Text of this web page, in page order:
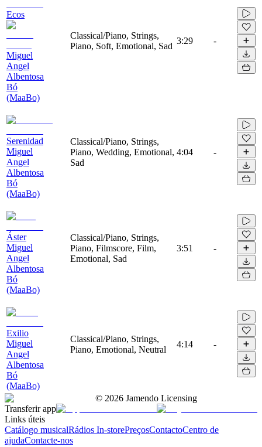
Ecos
Miguel
Angel
Albentosa
Bó
(MaaBo)
Classical/Piano, Strings,
Piano, Soft, Emotional, Sad
3:29 -
Serenidad
Miguel
Angel
Albentosa
Bó
(MaaBo)
Classical/Piano, Strings,
Piano, Wedding, Emotional,
Sad
4:04 -
Áster
Miguel
Angel
Albentosa
Bó
(MaaBo)
Classical/Piano, Strings,
Piano, Filmscore, Film,
Emotional, Sad
3:51 -
Exilio
Miguel
Angel
Albentosa
Bó
(MaaBo)
Classical/Piano, Strings,
Piano, Emotional, Neutral
4:14 -
© 2026 Jamendo Licensing
Transferir app
Links úteis
Catálogo musicalRádios In-storePreçosContactoCentro de
ajudaContacte-nos